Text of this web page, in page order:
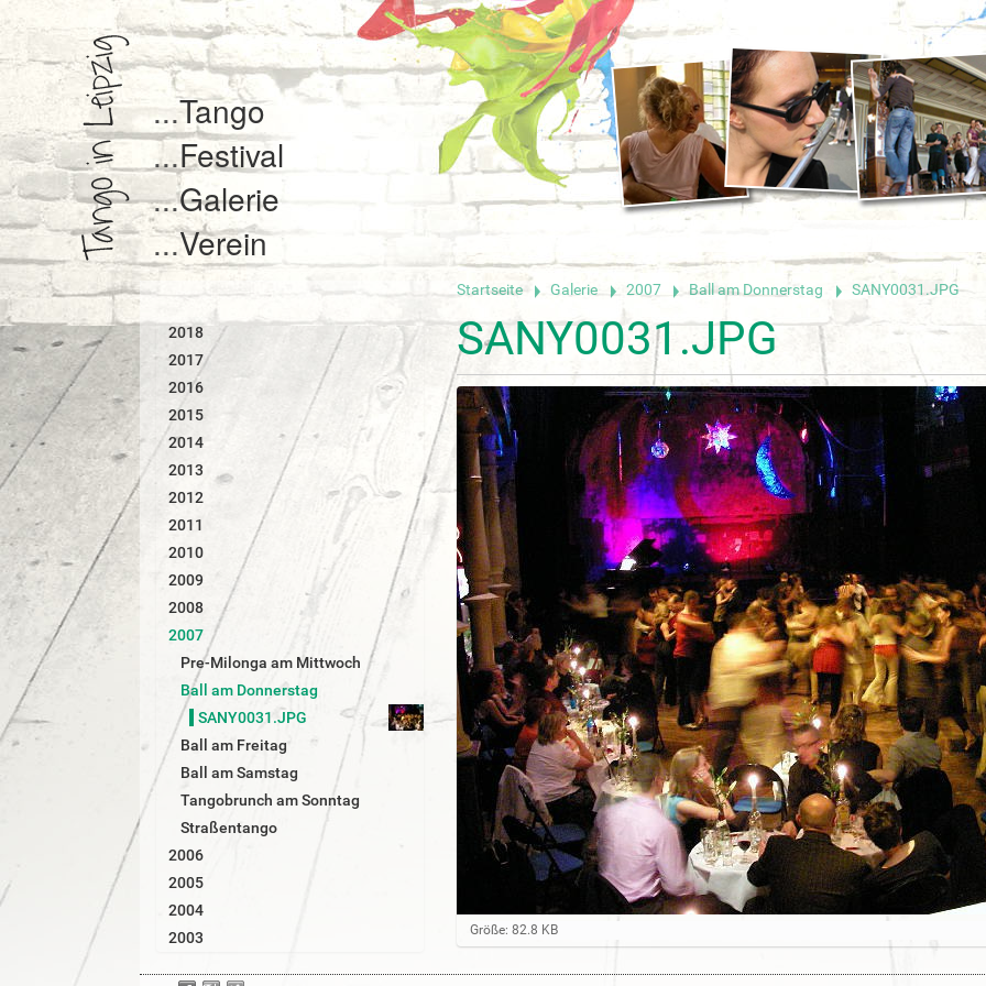
Tango
Festival
Galerie
Verein
S
e
s
i
n
e
Startseite Galerie 2007 Ball am Donnerstag SANY0031.JPG
SANY0031.JPG
Z
e
Größe: 82.8 KB
2018
2017
2016
2015
2014
2013
2012
2011
2010
2009
2008
2007
Pre-Milonga am Mittwoch
Ball am Donnerstag
SANY0031.JPG
Ball am Freitag
Ball am Samstag
Tangobrunch am Sonntag
Straßentango
2006
2005
2004
2003